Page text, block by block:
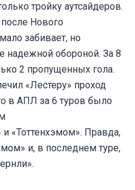
тройку аутсайдеров.
Нового
забивает, но
надежной обороной. За 8
2 пропущенных гола.
«Лестеру» проход
в АПЛ за 6 туров было
«Тоттенхэмом». Правда,
и, в последнем туре,